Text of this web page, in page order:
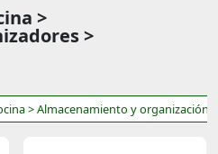
>
>
> Almacenamiento y organización